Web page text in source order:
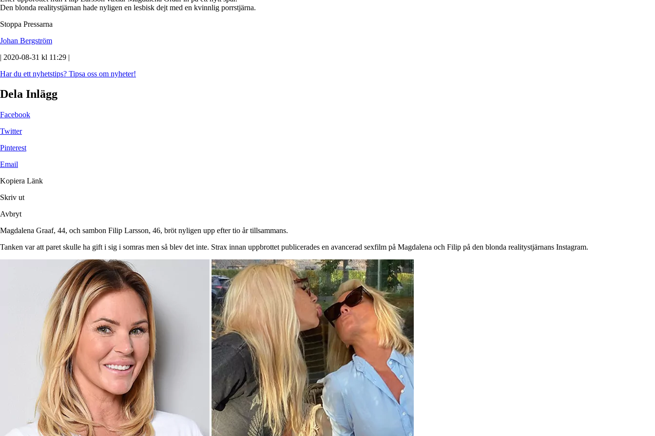
Den blonda realitystjärnan hade nyligen en lesbisk dejt med en kvinnlig porrstjärna.
Stoppa Pressarna
Johan Bergström
| 2020-08-31 kl 11:29 |
Har du ett nyhetstips? Tipsa oss om nyheter!
Dela Inlägg
Facebook
Twitter
Pinterest
Email
Kopiera Länk
Skriv ut
Avbryt
Magdalena Graaf, 44, och sambon Filip Larsson, 46, bröt nyligen upp efter tio år tillsammans.
Tanken var att paret skulle ha gift i sig i somras men så blev det inte. Strax innan uppbrottet publicerades en avancerad sexfilm på Magdalena och Filip på den blonda realitystjärnans Instagram.